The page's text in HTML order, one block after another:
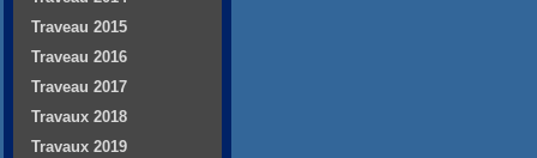
Traveau 2015
Traveau 2016
Traveau 2017
Travaux 2018
Travaux 2019